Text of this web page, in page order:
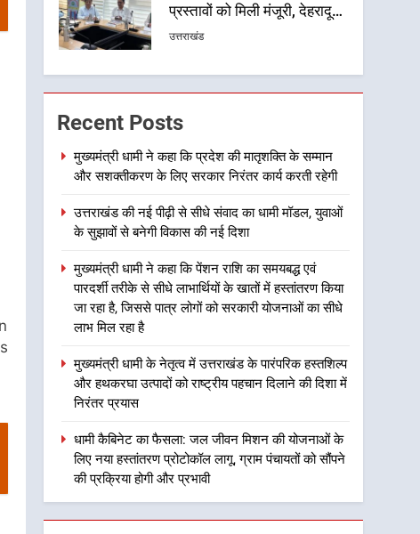
प्रस्तावों को मिली मंजूरी, देहरादून-
मसूरी के नियोजित विकास को
उत्तराखंड
1
मुख्यमंत्री धामी ने कहा कि प्रदेश
की मातृशक्ति के सम्मान और
सशक्तीकरण के लिए सरकार
निरंतर कार्य करती रहेगी
2
संवाद का धामी मॉडल, युवाओं के
सुझावों से बनेगी विकास की नई
उत्तराखंड
3
मुख्यमंत्री धामी ने कहा कि पेंशन
राशि का समयबद्ध एवं पारदर्शी
में हस्तांतरण किया जा रहा है,
जिससे पात्र लोगों को सरकारी
4
मुख्यमंत्री धामी के नेतृत्व में
और हथकरघा उत्पादों को राष्ट्रीय
पहचान दिलाने की दिशा में निरंतर
प्रयास
उत्तराखंड
5
जीवन मिशन की योजनाओं के लिए
Recent Posts
मुख्यमंत्री धामी ने कहा कि प्रदेश की मातृशक्ति के सम्मान
और सशक्तीकरण के लिए सरकार निरंतर कार्य करती रहेगी
उत्तराखंड की नई पीढ़ी से सीधे संवाद का धामी मॉडल, युवाओं
के सुझावों से बनेगी विकास की नई दिशा
मुख्यमंत्री धामी ने कहा कि पेंशन राशि का समयबद्ध एवं
पारदर्शी तरीके से सीधे लाभार्थियों के खातों में हस्तांतरण किया
जा रहा है, जिससे पात्र लोगों को सरकारी योजनाओं का सीधे
लाभ मिल रहा है
मुख्यमंत्री धामी के नेतृत्व में उत्तराखंड के पारंपरिक हस्तशिल्प
और हथकरघा उत्पादों को राष्ट्रीय पहचान दिलाने की दिशा में
निरंतर प्रयास
धामी कैबिनेट का फैसला: जल जीवन मिशन की योजनाओं के
लिए नया हस्तांतरण प्रोटोकॉल लागू, ग्राम पंचायतों को सौंपने
की प्रक्रिया होगी और प्रभावी